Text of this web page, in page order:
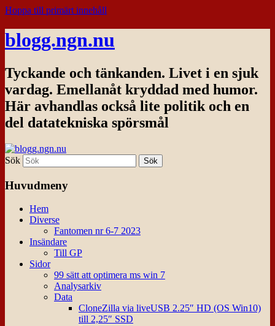
Hoppa till primärt innehåll
blogg.ngn.nu
Tyckande och tänkanden. Livet i en sjuk
vardag. Emellanåt kryddad med humor.
Här avhandlas också lite politik och en
del datatekniska spörsmål
Sök
Huvudmeny
Hem
Diverse
Fantomen nr 6-7 2023
Insändare
Till GP
Sidor
99 sätt att optimera ms win 7
Analysarkiv
Data
CloneZilla via liveUSB 2.25″ HD (OS Win10)
till 2,25″ SSD